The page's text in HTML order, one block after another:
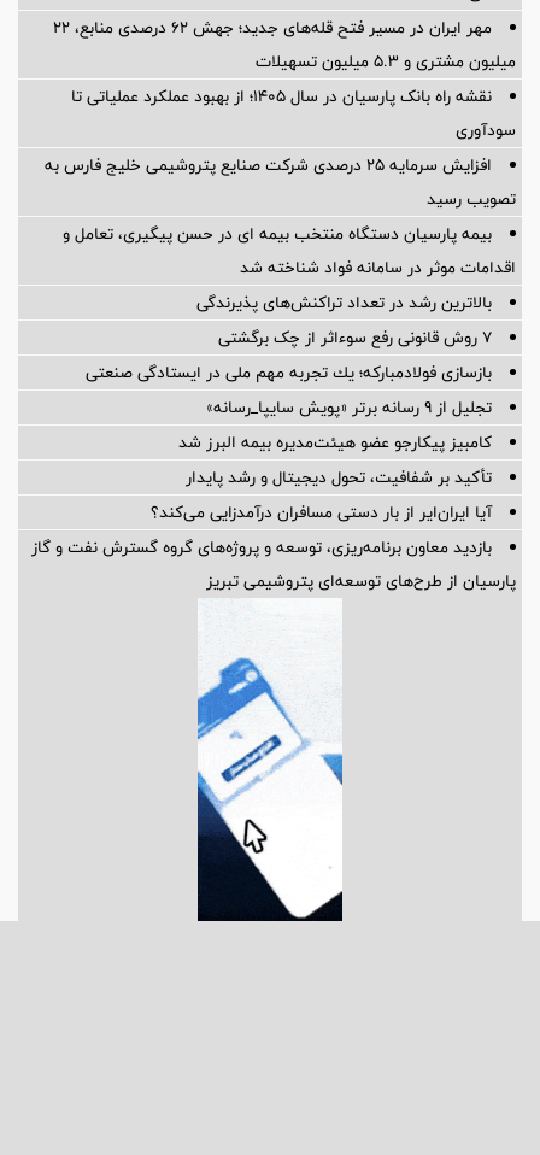
مهر ایران در مسیر فتح قله‌های جدید؛ جهش ۶۲ درصدی منابع، ۲۲
میلیون مشتری و ۵.۳ میلیون تسهیلات
نقشه راه بانک پارسیان در سال ۱۴۰۵؛ از بهبود عملکرد عملیاتی تا
سودآوری
افزایش سرمایه ۲۵ درصدی شرکت صنایع پتروشیمی خلیج فارس به
تصویب رسید
بیمه پارسیان دستگاه منتخب بیمه ای در حسن پیگیری، تعامل و
اقدامات موثر در سامانه فواد شناخته شد
بالاترین رشد در تعداد تراکنش‌های پذیرندگی
۷ روش قانونی رفع سوء‌اثر از چک برگشتی
بازسازی فولادمباركه؛ یك تجربه مهم ملی در ایستادگی صنعتی
تجلیل از ۹ رسانه برتر «پویش سایپا_رسانه»
کامبیز پیکارجو عضو هیئت‌مدیره بيمه البرز شد
تأکید بر شفافیت، تحول دیجیتال و رشد پایدار
آیا ایران‌ایر از بار دستی مسافران درآمدزایی می‌کند؟
بازدید معاون برنامه‌ریزی، توسعه و پروژه‌های گروه گسترش نفت و گاز
پارسیان از طرح‌های توسعه‌ای پتروشیمی تبریز